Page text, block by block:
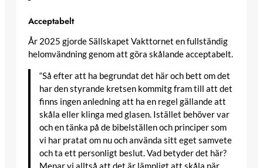
Acceptabelt
År 2025 gjorde Sällskapet Vakttornet en fullständig
helomvändning genom att göra skålande acceptabelt.
“Så efter att ha begrundat det här och bett om det
har den styrande kretsen kommitg fram till att det
finns ingen anledning att ha en regel gällande att
skåla eller klinga med glasen. Istället behöver var
och en tänka på de bibelställen och principer som
vi har pratat om nu och använda sitt eget samvete
och ta ett personligt beslut. Vad betyder det här?
Menar vi alltså att det är lämpligt att skåla när